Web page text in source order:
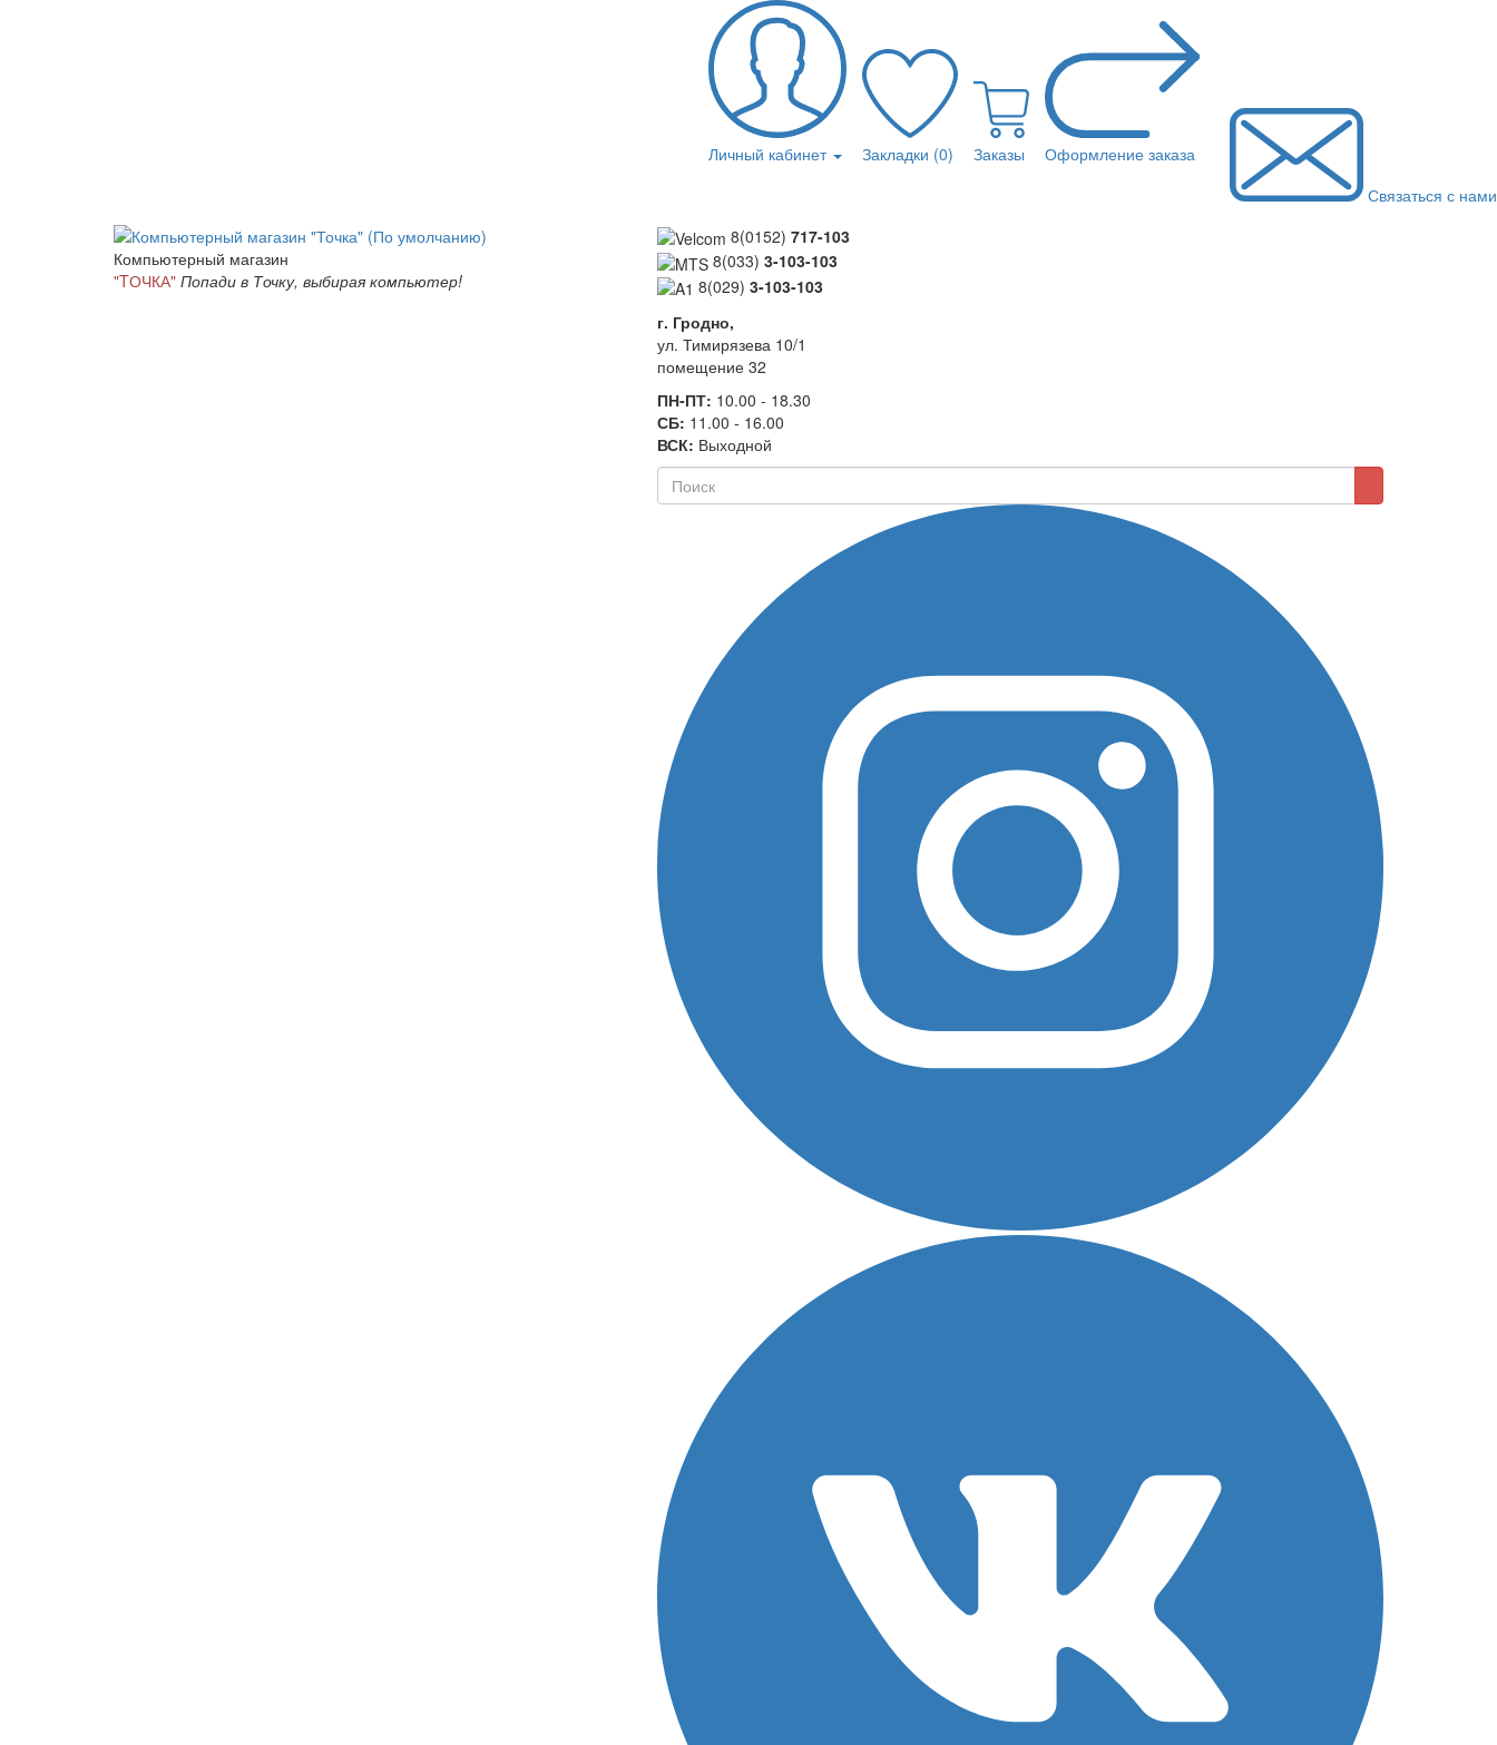
Личный кабинет Закладки (0) Заказы
Оформление заказа
Связаться с нами
Компьютерный магазин
"TОЧКА" Попади в Точку, выбирая компьютер!
8(0152) 717-103
8(033) 3-103-103
8(029) 3-103-103
г. Гродно,
ул. Тимирязева 10/1
помещение 32
ПН-ПТ: 10.00 - 18.30
СБ: 11.00 - 16.00
ВСК: Выходной